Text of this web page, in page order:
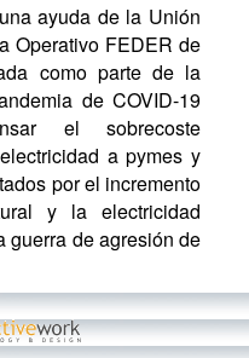
ayuda de la Unión
Operativo FEDER de
como parte de la
de COVID-19
el sobrecoste
a pymes y
por el incremento
y la electricidad
guerra de agresión de